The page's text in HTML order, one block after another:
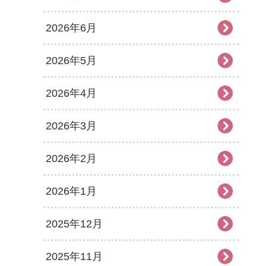
2026年6月
2026年5月
2026年4月
2026年3月
2026年2月
2026年1月
2025年12月
2025年11月